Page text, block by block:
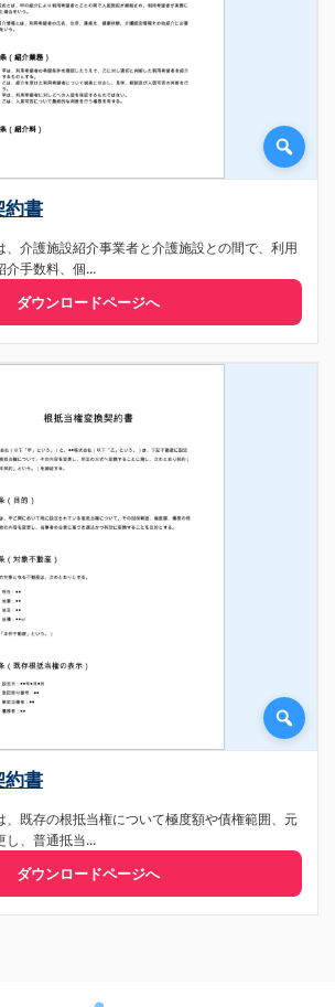
約書
、介護施設紹介事業者と介護施設との間で、利用
介手数料、個...
ダウンロードページへ
約書
、既存の根抵当権について極度額や債権範囲、元
し、普通抵当...
ダウンロードページへ